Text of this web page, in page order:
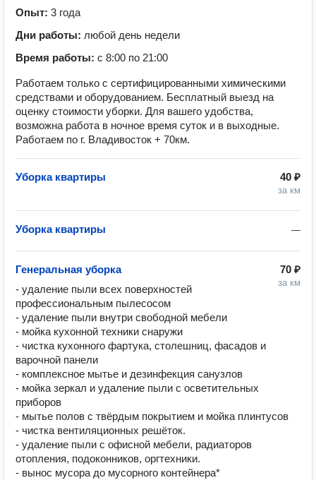
Опыт: 3 года
Дни работы: любой день недели
Время работы: с 8:00 по 21:00
Работаем только с сертифицированными химическими
средствами и оборудованием. Бесплатный выезд на
оценку стоимости уборки. Для вашего удобства,
возможна работа в ночное время суток и в выходные.
Работаем по г. Владивосток + 70км.
40 ₽
за км
Уборка квартиры
—
Уборка квартиры
70 ₽
за км
Генеральная уборка
- удаление пыли всех поверхностей
профессиональным пылесосом
- удаление пыли внутри свободной мебели
- мойка кухонной техники снаружи
- чистка кухонного фартука, столешниц, фасадов и
варочной панели
- комплексное мытье и дезинфекция санузлов
- мойка зеркал и удаление пыли с осветительных
приборов
- мытье полов с твёрдым покрытием и мойка плинтусов
- чистка вентиляционных решёток.
- удаление пыли с офисной мебели, радиаторов
отопления, подоконников, оргтехники.